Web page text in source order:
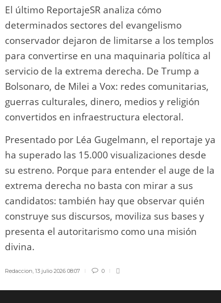
El último ReportajeSR analiza cómo
determinados sectores del evangelismo
conservador dejaron de limitarse a los templos
para convertirse en una maquinaria política al
servicio de la extrema derecha. De Trump a
Bolsonaro, de Milei a Vox: redes comunitarias,
guerras culturales, dinero, medios y religión
convertidos en infraestructura electoral.
Presentado por Léa Gugelmann, el reportaje ya
ha superado las 15.000 visualizaciones desde
su estreno. Porque para entender el auge de la
extrema derecha no basta con mirar a sus
candidatos: también hay que observar quién
construye sus discursos, moviliza sus bases y
presenta el autoritarismo como una misión
divina.
Redaccion, 13 julio 2026 08:07 0